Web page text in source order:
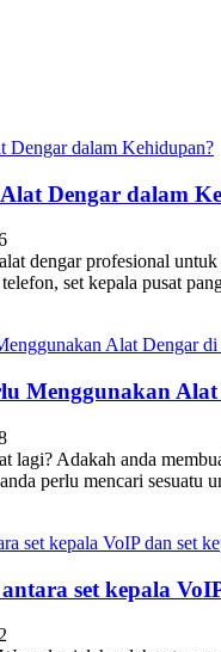
Dengar dalam
dengar profesional
set kepala pusat
Menggunakan
lagi? Adakah anda
perlu mencari sesuatu
set kepala